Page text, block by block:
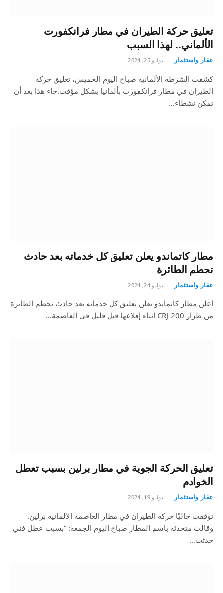
تعليق حركة الطيران في مطار فرانكفورت
الألماني.. لهذا السبب
عقار واستثمار يوليو 25, 2024
كشفت الشرطة الألمانية صباح اليوم الخميس، تعليق حركة
الطيران في مطار فرانكفورت بألمانيا بشكل مؤقت.جاء هذا بعد أن
تمكن نشطاء…
مطار كاتماندو يعلن تعليق كل خدماته بعد حادث
تحطم الطائرة
عقار واستثمار يوليو 24, 2024
أعلن مطار كاتماندو يعلن تعليق كل خدماته بعد حادث تحطم الطائرة
من طراز CRJ-200 أثناء إقلاعها قبل قليل في العاصمة…
تعليق الحركة الجوية في مطار برلين بسبب تعطل
الخوادم
عقار واستثمار يوليو 19, 2024
توقفت حاليًا حركة الطيران في مطار العاصمة الألمانية برلين.
وقالت متحدثة باسم المطار صباح اليوم الجمعة: “بسبب عطل فني
حدثت…